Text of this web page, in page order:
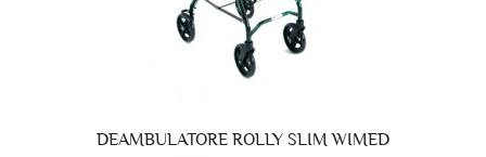
DEAMBULATORE ROLLY SLIM WIMED